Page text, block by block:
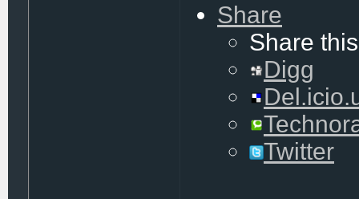
Share
Share
Digg
Twitter